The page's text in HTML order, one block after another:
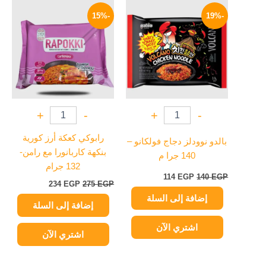
-19%
-
+
بالدو نوودلز دجاج فولكانو –
140 جرا م
140EGP
هو:
140 EGP.
114 EGP
هو:
114 EGP.
إضافة إلى السلة
اشتري الآن
-15%
-
+
رابوكي كعكة أرز كورية
بنكهة كاربانورا مع رامن-
132 جرام
275EGP
234 EGP
234 EGP.
إضافة إلى السلة
اشتري الآن